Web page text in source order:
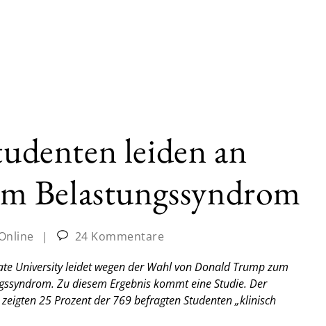
leiden an
Belastungssyndrom
|
24 Kommentare
University leidet wegen der Wahl von Donald Trump zum
Zu diesem Ergebnis kommt eine Studie. Der
25 Prozent der 769 befragten Studenten „klinisch